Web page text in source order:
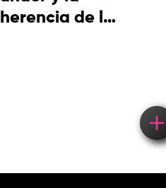
herencia de la